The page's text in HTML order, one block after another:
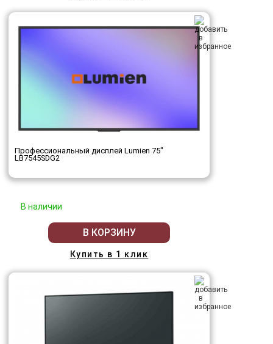
Профессиональный дисплей Lumien 75"
LB7545SDG2
В наличии
В КОРЗИНУ
Купить в 1 клик